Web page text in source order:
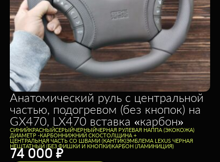
Анатомический руль с центральной
частью, подогревом (без кнопок) на
GX470, LX470 вставка «карбон»
CИНИЙКРАСНЫЙСЕРЫЙЧЕРНЫЙЧЕРНАЯ РУЛЕВАЯ НАППА (ЭКОКОЖА)
ДИАМЕТР -КАРБОННИЖНИЙ СКОСТОЛЩИНА +
ЦЕНТРАЛЬНАЯ ЧАСТЬ СО ШВАМИ (КАНТИК)ЭМБЛЕМА LEXUS ЧЕРНАЯ
НЕШТАТНЫЙ (БЕЗ ФИШКИ И КНОПКИ)КАРБОН (ЛАМИНИЦИЯ)
74 000 ₽